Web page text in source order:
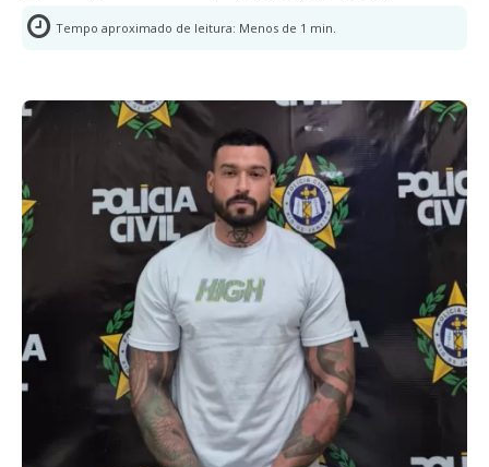
Tempo aproximado de leitura: Menos de 1 min.